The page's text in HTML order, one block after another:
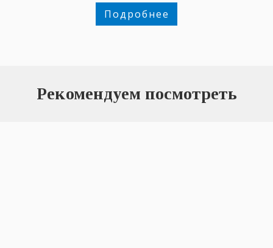
Подробнее
Рекомендуем посмотреть